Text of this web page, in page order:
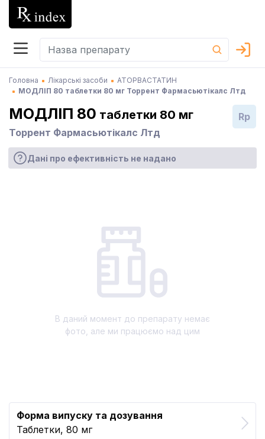
Головна Лікарські засоби
АТОРВАСТАТИН
МОДЛІП 80 таблетки 80 мг Торрент Фармасьютікалс Лтд
МОДЛІП 80 таблетки 80 мг
Торрент Фармасьютікалс Лтд
Rp
Дані про ефективність не надано
В даний момент до препарату немає
фото, але ми працюємо над цим
Форма випуску та дозування
Таблетки, 80 мг